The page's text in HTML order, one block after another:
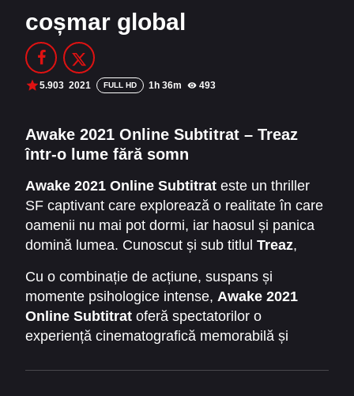
Filme Online 2014
Filme Online 2012
Filme Online 2010
DMCA
SERIALE ONLINE
TERMENI ȘI CONDIȚII
CONTACT
coșmar global
5.903 2021 FULL HD 1h 36m 493
Awake 2021 Online Subtitrat – Treaz
într-o lume fără somn
Awake 2021 Online Subtitrat este un thriller
SF captivant care explorează o realitate în care
oamenii nu mai pot dormi, iar haosul și panica
domină lumea. Cunoscut și sub titlul Treaz,
supraviețui într-un univers tensionat, unde lipsa
somnului declanșează crize, conflicte și
confruntări dramatice.
Cu o combinație de acțiune, suspans și
momente psihologice intense, Awake 2021
Online Subtitrat oferă spectatorilor o
experiență cinematografică memorabilă și
thriller.